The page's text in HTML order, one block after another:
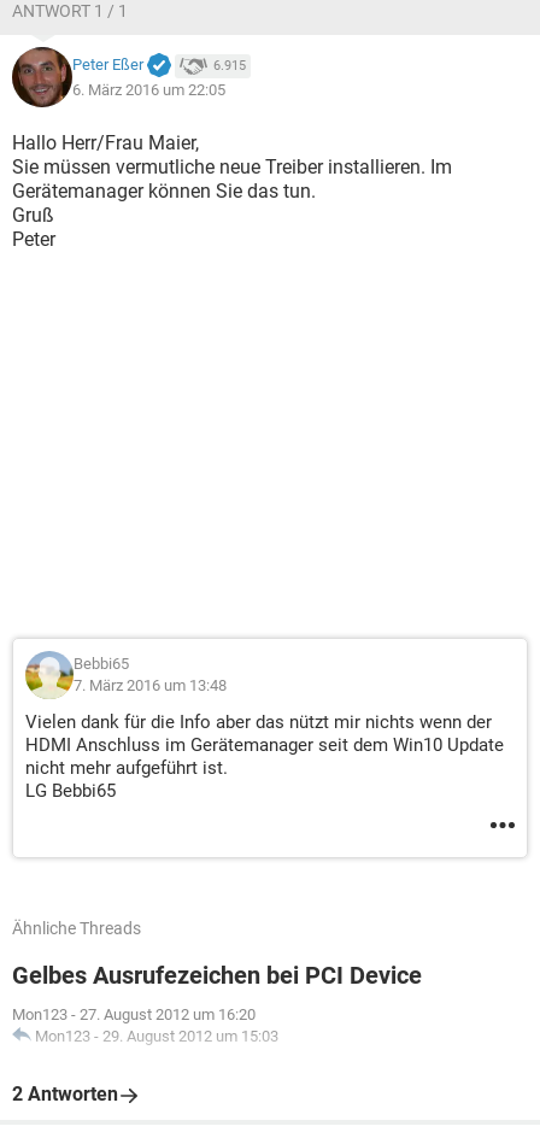
ANTWORT 1 / 1
Peter Eßer 6.915
6. März 2016 um 22:05
Hallo Herr/Frau Maier,
Sie müssen vermutliche neue Treiber installieren. Im
Gerätemanager können Sie das tun.
Gruß
Peter
Bebbi65
7. März 2016 um 13:48
Vielen dank für die Info aber das nützt mir nichts wenn der
HDMI Anschluss im Gerätemanager seit dem Win10 Update
nicht mehr aufgeführt ist.
LG Bebbi65
Ähnliche Threads
Gelbes Ausrufezeichen bei PCI Device
Mon123 - 27. August 2012 um 16:20
Mon123 - 29. August 2012 um 15:03
2 Antworten